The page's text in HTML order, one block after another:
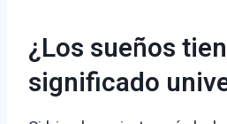
¿Los sueños
significado